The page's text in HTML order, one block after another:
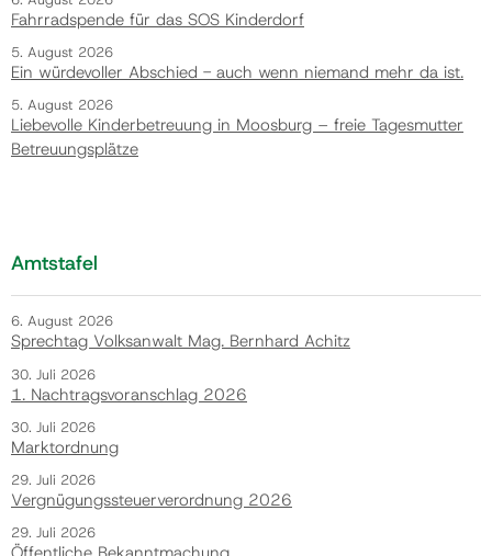
Fahrradspende für das SOS Kinderdorf
5. August 2026
Ein würdevoller Abschied - auch wenn niemand mehr da ist.
5. August 2026
Liebevolle Kinderbetreuung in Moosburg – freie Tagesmutter
Betreuungsplätze
Amtstafel
6. August 2026
Sprechtag Volksanwalt Mag. Bernhard Achitz
30. Juli 2026
1. Nachtragsvoranschlag 2026
30. Juli 2026
Marktordnung
29. Juli 2026
Vergnügungssteuerverordnung 2026
29. Juli 2026